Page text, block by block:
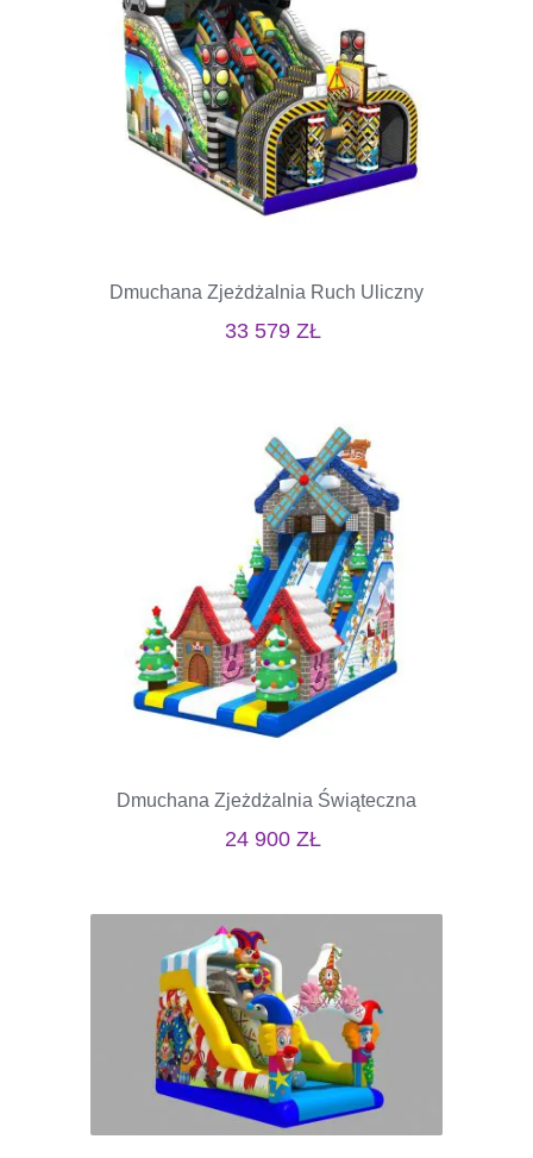
Dmuchana Zjeżdżalnia Ruch Uliczny
33 579 ZŁ
Dmuchana Zjeżdżalnia Świąteczna
24 900 ZŁ